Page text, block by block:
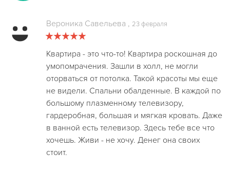
Вероника Савельева , 23 февраля
Квартира - это что-то! Квартира роскошная до
умопомрачения. Зашли в холл, не могли
оторваться от потолка. Такой красоты мы еще
не видели. Спальни обалденные. В каждой по
большому плазменному телевизору,
гардеробная, большая и мягкая кровать. Даже
в ванной есть телевизор. Здесь тебе все что
хочешь. Живи - не хочу. Денег она своих
стоит.